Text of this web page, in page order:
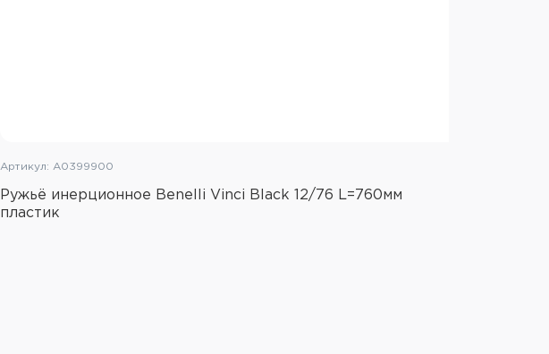
Артикул: A0399900
Ружьё инерционное Benelli Vinci Black 12/76 L=760мм
пластик